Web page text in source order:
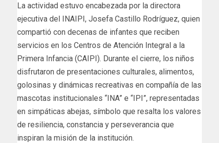
La actividad estuvo encabezada por la directora
ejecutiva del INAIPI, Josefa Castillo Rodríguez, quien
compartió con decenas de infantes que reciben
servicios en los Centros de Atención Integral a la
Primera Infancia (CAIPI). Durante el cierre, los niños
disfrutaron de presentaciones culturales, alimentos,
golosinas y dinámicas recreativas en compañía de las
mascotas institucionales “INA” e “IPI”, representadas
en simpáticas abejas, símbolo que resalta los valores
de resiliencia, constancia y perseverancia que
inspiran la misión de la institución.